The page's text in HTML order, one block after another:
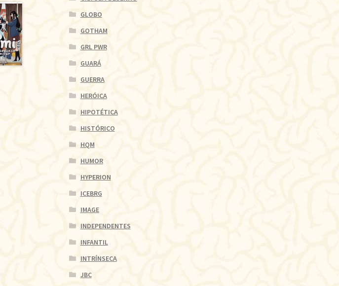
GLOBO
GOTHAM
GRL PWR
GUARÁ
GUERRA
HERÓICA
HIPOTÉTICA
HISTÓRICO
HQM
HUMOR
HYPERION
ICEBRG
IMAGE
INDEPENDENTES
INFANTIL
INTRÍNSECA
JBC